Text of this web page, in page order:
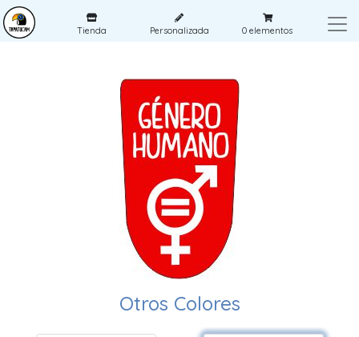
Tienda Personalizada 0 elementos
Otros Colores